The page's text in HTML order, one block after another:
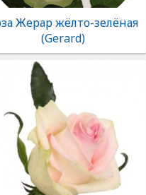
Жерар жёлто-зелёная
(Gerard)